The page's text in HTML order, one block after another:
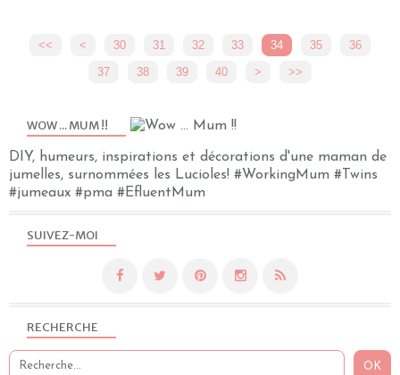
<< < 10
20
30 31 32 33 34 35
36
37
38 39 40 > >>
SUIVEZ-MOI
RECHERCHE
WOW ... MUM !!
DIY, humeurs, inspirations et décorations d'une maman de
jumelles, surnommées les Lucioles! #WorkingMum #Twins
#jumeaux #pma #EfluentMum